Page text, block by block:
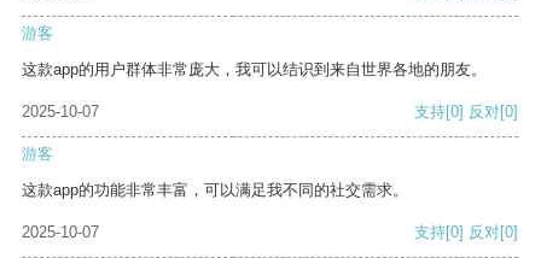
游客
这款app的用户群体非常庞大，我可以结识到来自世界各地的朋友。
2025-10-07 支持[0] 反对[0]
游客
这款app的功能非常丰富，可以满足我不同的社交需求。
2025-10-07 支持[0] 反对[0]